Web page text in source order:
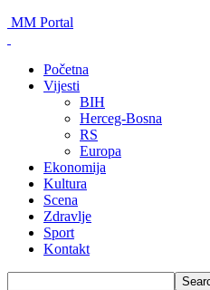
MM Portal
Početna
Vijesti
BIH
Herceg-Bosna
RS
Europa
Ekonomija
Kultura
Scena
Zdravlje
Sport
Kontakt